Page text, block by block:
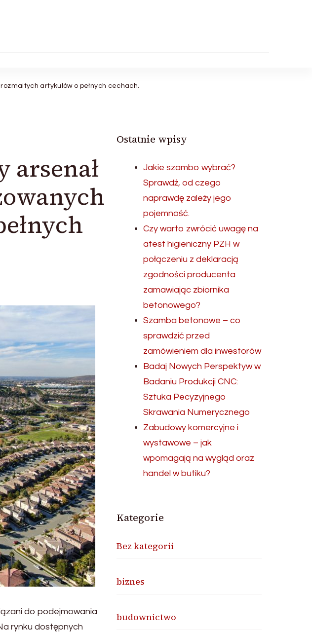
artykułów o pełnych cechach.
do podejmowania
rynku dostępnych
Ostatnie wpisy
Jakie szambo wybrać?
Sprawdź, od czego
naprawdę zależy jego
pojemność.
Czy warto zwrócić uwagę na
atest higieniczny PZH w
połączeniu z deklaracją
zgodności producenta
zamawiając zbiornika
betonowego?
Szamba betonowe – co
sprawdzić przed
zamówieniem dla inwestorów
Badaj Nowych Perspektyw w
Badaniu Produkcji CNC:
Sztuka Pecyzyjnego
Skrawania Numerycznego
Zabudowy komercyjne i
wystawowe – jak
wpomagają na wygląd oraz
handel w butiku?
Kategorie
Bez kategorii
biznes
budownictwo